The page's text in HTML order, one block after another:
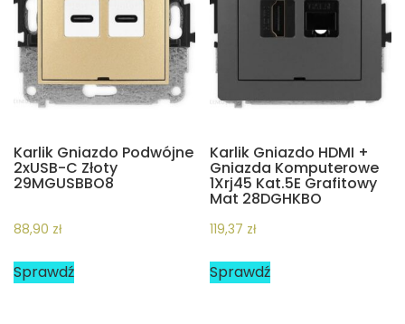
Karlik Gniazdo Podwójne
2xUSB-C Złoty
29MGUSBBO8
88,90 zł
Sprawdź
Karlik Gniazdo HDMI +
Gniazda Komputerowe
1Xrj45 Kat.5E Grafitowy
Mat 28DGHKBO
119,37 zł
Sprawdź